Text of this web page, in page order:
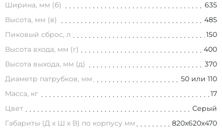
Ширина, мм (б)
635
Высота, мм (в)
485
Пиковый сброс, л
150
Высота входа, мм (г)
400
Высота выхода, мм (д)
370
Диаметр патрубков, мм
50 или 110
Масса, кг
17
Цвет
Серый
Габариты (Д х Ш х В) по корпусу мм
820х620х470